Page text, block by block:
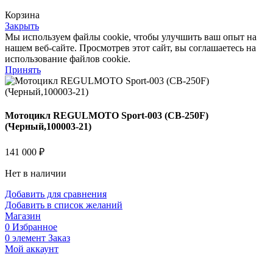
Корзина
Закрыть
Мы используем файлы cookie, чтобы улучшить ваш опыт на
нашем веб-сайте. Просмотрев этот сайт, вы соглашаетесь на
использование файлов cookie.
Принять
Мотоцикл REGULMOTO Sport-003 (CB-250F)
(Черный,100003-21)
141 000 ₽
Нет в наличии
Добавить для сравнения
Добавить в список желаний
Магазин
0 Избранное
0 элемент Заказ
Мой аккаунт